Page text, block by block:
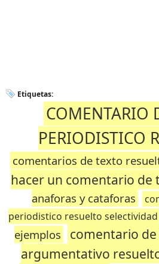
Etiquetas:
COMENTARIO
PERIODISTICO
comentarios de texto
hacer un comentario de
anaforas y cataforas
periodistico resuelto selectividad
ejemplos
comentario
argumentativo